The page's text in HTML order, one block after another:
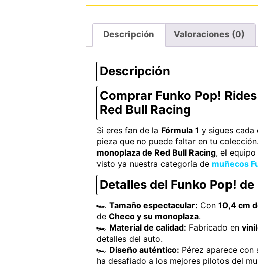
Descripción Valoraciones (0)
Descripción
Comprar Funko Pop!
Red Bull Racing
Si eres fan de la Fórmula 1 y sigues cada
pieza que no puede faltar en tu
monoplaza de Red Bull Racing, el
visto ya nuestra categoría de muñecos
Detalles del Funko Pop!
🏎️ Tamaño espectacular: Con 10,4 cm
de Checo y su monoplaza.
🏎️ Material de calidad: Fabricado en
detalles del auto.
🏎️ Diseño auténtico: Pérez aparece con
ha desafiado a los mejores pilotos del